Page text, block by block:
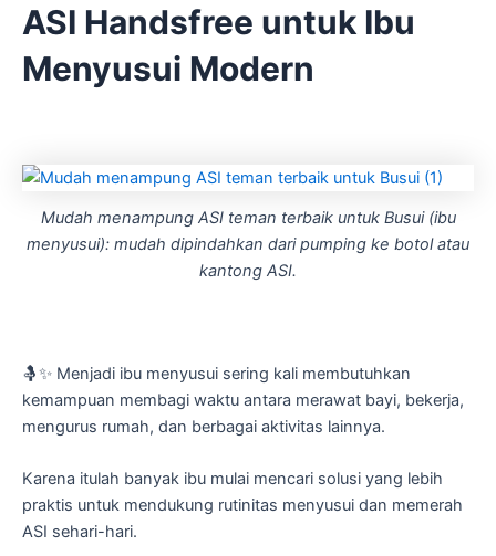
ASI Handsfree untuk Ibu
Menyusui Modern
Mudah menampung ASI teman terbaik untuk Busui (ibu
menyusui): mudah dipindahkan dari pumping ke botol atau
kantong ASI.
🤱✨ Menjadi ibu menyusui sering kali membutuhkan
kemampuan membagi waktu antara merawat bayi, bekerja,
mengurus rumah, dan berbagai aktivitas lainnya.
Karena itulah banyak ibu mulai mencari solusi yang lebih
praktis untuk mendukung rutinitas menyusui dan memerah
ASI sehari-hari.